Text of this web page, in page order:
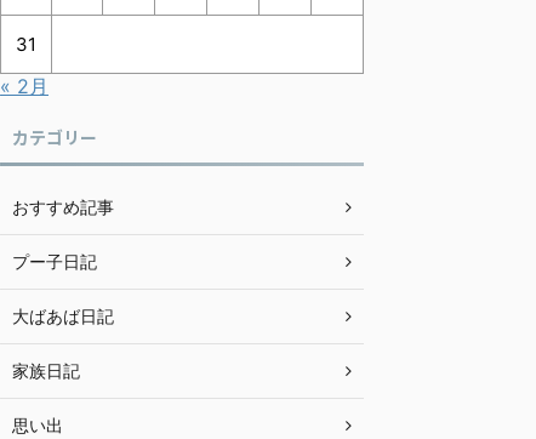
31
« 2月
カテゴリー
おすすめ記事
プー子日記
大ばあば日記
家族日記
思い出